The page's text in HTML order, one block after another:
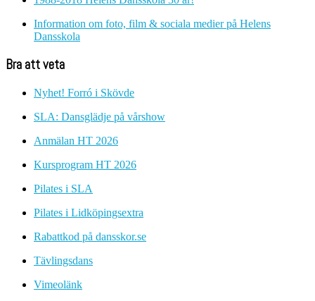
Information om foto, film & sociala medier på Helens
Dansskola
Bra att veta
Nyhet! Forró i Skövde
SLA: Dansglädje på vårshow
Anmälan HT 2026
Kursprogram HT 2026
Pilates i SLA
Pilates i Lidköpingsextra
Rabattkod på dansskor.se
Tävlingsdans
Vimeolänk